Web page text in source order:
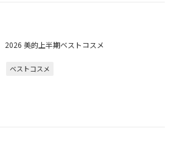
2026 美的上半期ベストコスメ
ベストコスメ